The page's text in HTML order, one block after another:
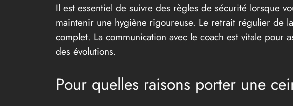
Il est essentiel de suivre des règles de sécurité lorsque
maintenir une hygiène rigoureuse. Le retrait régulier de
complet. La communication avec le coach est vitale pour
des évolutions.
Pour quelles raisons porter une